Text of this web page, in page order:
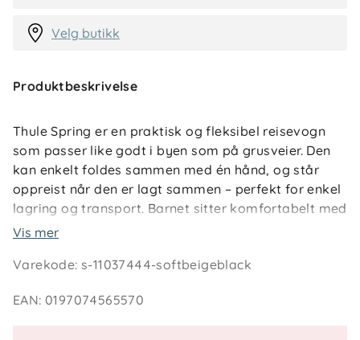
Velg butikk
Produktbeskrivelse
Thule Spring er en praktisk og fleksibel reisevogn
som passer like godt i byen som på grusveier. Den
kan enkelt foldes sammen med én hånd, og står
oppreist når den er lagt sammen – perfekt for enkel
lagring og transport. Barnet sitter komfortabelt med
ventilert kalesje som beskytter mot solen, og den
For foreldre gir justerbart håndtak og romslig
Vis mer
Varekode:s-11037444-softbeigeblack
EAN:0197074565570